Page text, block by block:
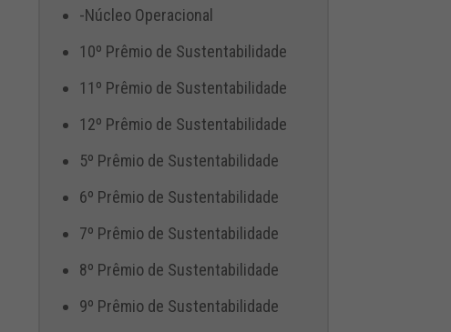
-Núcleo Operacional
10º Prêmio de Sustentabilidade
11º Prêmio de Sustentabilidade
12º Prêmio de Sustentabilidade
5º Prêmio de Sustentabilidade
6º Prêmio de Sustentabilidade
7º Prêmio de Sustentabilidade
8º Prêmio de Sustentabilidade
9º Prêmio de Sustentabilidade